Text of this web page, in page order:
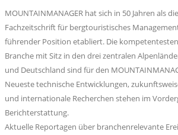
MOUNTAINMANAGER hat sich in 50 Jahren als
Fachzeitschrift für bergtouristisches
führender Position etabliert. Die
Branche mit Sitz in den drei zentralen
und Deutschland sind für den
Neueste technische Entwicklungen,
und internationale Recherchen stehen im
Berichterstattung.
Aktuelle Reportagen über branchenrelevante